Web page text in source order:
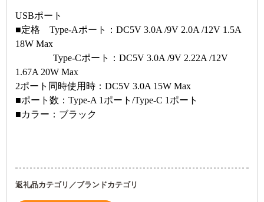
USBポート
■定格 Type-Aポート：DC5V 3.0A /9V 2.0A /12V 1.5A
18W Max
Type-Cポート：DC5V 3.0A /9V 2.22A /12V
1.67A 20W Max
2ポート同時使用時：DC5V 3.0A 15W Max
■ポート数：Type-A 1ポート/Type-C 1ポート
■カラー：ブラック
返礼品カテゴリ／ブランドカテゴリ